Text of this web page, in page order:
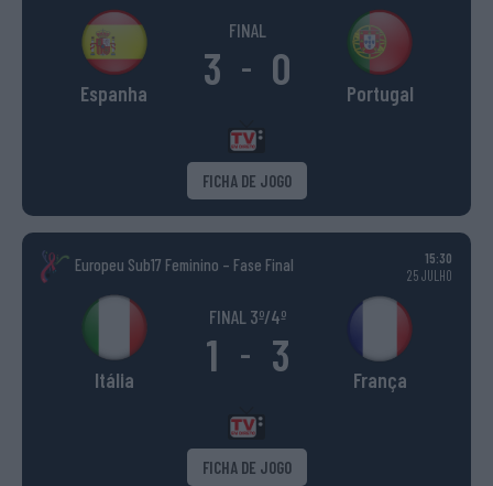
Espanha
FINAL
3 - 0 Portugal
FICHA DE JOGO
Europeu Sub17 Feminino – Fase Final
15:30
25 JULHO
Itália
FINAL 3º/4º
1 - 3 França
FICHA DE JOGO